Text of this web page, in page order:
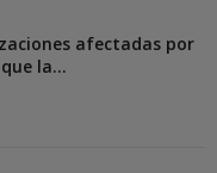
afectadas por
la...